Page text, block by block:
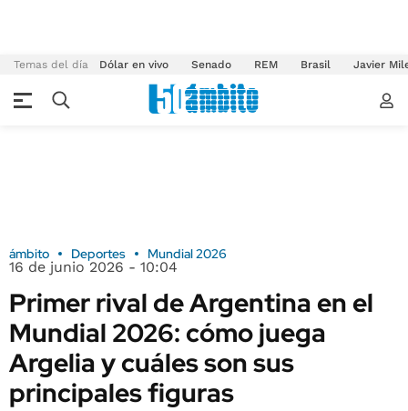
Temas del día Dólar en vivo Senado REM Brasil Javier
ámbito Deportes Mundial 2026
16 de junio 2026 - 10:04
Primer rival de Argentina en el
Mundial 2026: cómo juega
Argelia y cuáles son sus
principales figuras